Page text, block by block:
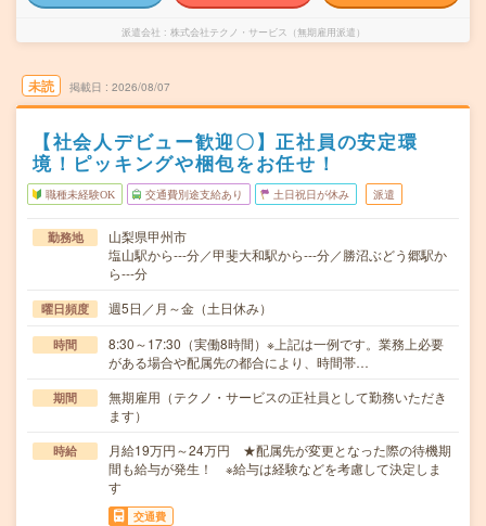
派遣会社 株式会社テクノ・サービス（無期雇用派遣）
未読 掲載日 2026/08/07
【社会人デビュー歓迎〇】正社員の安定環
境！ピッキングや梱包をお任せ！
職種未経験OK 交通費別途支給あり 土日祝日が休み 派遣
勤務地
山梨県甲州市
塩山駅から---分／甲斐大和駅から---分／勝沼ぶどう郷駅か
ら---分
曜日頻度 週5日／月～金（土日休み）
時間
8:30～17:30（実働8時間）※上記は一例です。業務上必要
がある場合や配属先の都合により、時間帯…
期間
無期雇用（テクノ・サービスの正社員として勤務いただき
ます）
時給
月給19万円～24万円 ★配属先が変更となった際の待機期
間も給与が発生！ ※給与は経験などを考慮して決定しま
す
交通費